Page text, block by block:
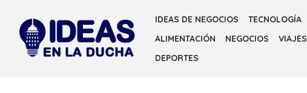
content
IDEAS DE NEGOCIOS TECNOLOGÍA
ALIMENTACIÓN
NEGOCIOS VIAJES
DEPORTES